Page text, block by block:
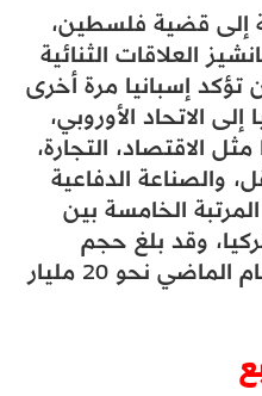
إلى قضية فلسطين،
العلاقات الثنائية
تؤكد إسبانيا مرة أخرى
الاتحاد الأوروبي،
الاقتصاد، التجارة،
والصناعة الدفاعية
الخامسة بين
وقد بلغ حجم
التجارة بين البلدين في العام الماضي نحو 20 مليار